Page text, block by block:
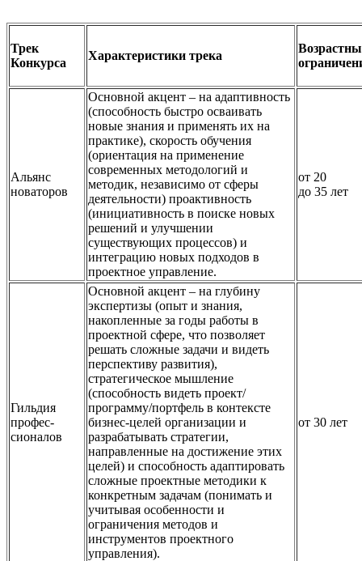
Трек
Конкурса
Характеристики трека
Альянс
новаторов
Основной акцент – на адаптивность
(способность быстро осваивать
новые знания и применять их на
практике), скорость обучения
(ориентация на применение
современных методологий и
методик, независимо от сферы
деятельности) проактивность
(инициативность в поиске новых
решений и улучшении
существующих процессов) и
интеграцию новых подходов в
проектное управление.
от 20
до 35 лет
Гильдия
профес-
сионалов
Основной акцент – на глубину
экспертизы (опыт и знания,
накопленные за годы работы в
проектной сфере, что позволяет
решать сложные задачи и видеть
перспективу развития),
стратегическое мышление
(способность видеть проект/
программу/портфель в контексте
бизнес-целей организации и
разрабатывать стратегии,
направленные на достижение этих
целей) и способность адаптировать
сложные проектные методики к
конкретным задачам (понимать и
учитывая особенности и
ограничения методов и
инструментов проектного
управления).
от 30 лет